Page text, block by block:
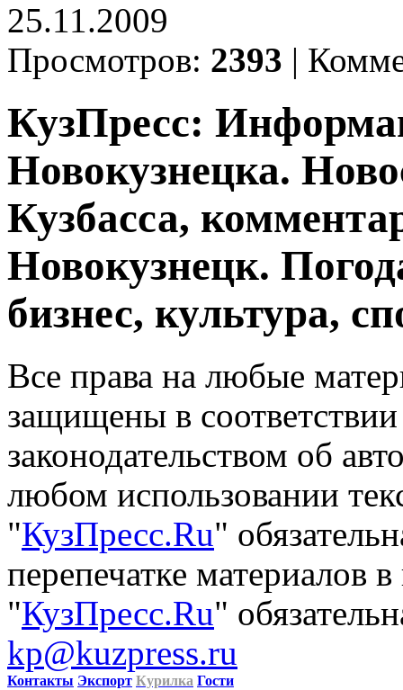
25.11.2009
Просмотров: 2393 |
КузПресс:
Новокузнецка.
Кузбасса,
Новокузнецк.
бизнес, культура,
Все права на любые
защищены в
законодательством об
любом использовании
"КузПресс.Ru"
перепечатке материалов
"КузПресс.Ru"
kp@kuzpress.ru
Контакты Экспорт Курилка Гости